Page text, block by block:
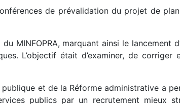
de prévalidation du projet de
MINFOPRA, marquant ainsi le lancement
L’objectif était d’examiner, de
et de la Réforme administrative a
publics par un recrutement